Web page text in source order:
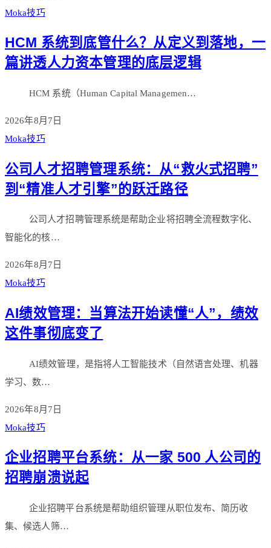
Moka技巧
HCM 系统到底管什么？从定义到落地，一
篇讲透人力资本管理的底层逻辑
HCM 系统（Human Capital Managemen…
2026年8月7日
Moka技巧
公司人才招聘管理系统：从“救火式招聘”
到“精准人才引擎”的跃迁路径
公司人才招聘管理系统是帮助企业将招聘全流程数字化、
智能化的核…
2026年8月7日
Moka技巧
AI绩效管理：当算法开始读懂“人”，绩效
这件事彻底变了
AI绩效管理，是指将人工智能技术（自然语言处理、机器
学习、数…
2026年8月7日
Moka技巧
企业招聘平台系统：从一家 500 人公司的
招聘崩溃说起
企业招聘平台系统是帮助组织管理从职位发布、简历收
集、候选人筛…